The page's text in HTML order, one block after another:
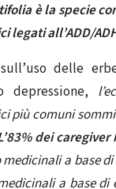
è la specie
legati all’ADD/
delle
più comuni
dei caregiver
a base di
a base di